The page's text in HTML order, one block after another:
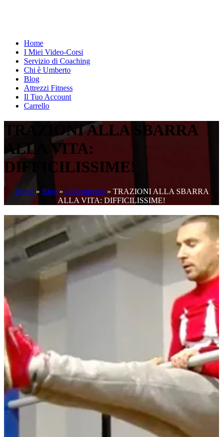
Home
I Miei Video-Corsi
Servizio di Coaching
Chi è Umberto
Blog
Attrezzi Fitness
Il Tuo Account
Carrello
TRAZIONI ALLA SBARRA
ALLA VITA:
DIFFICILISSIME!
Home» Blog» Allenamento» TRAZIONI ALLA SBARRA
ALLA VITA: DIFFICILISSIME!